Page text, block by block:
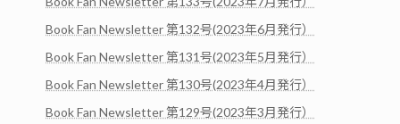
Book Fan Newsletter 第132号(2023年6月発行）
Book Fan Newsletter 第131号(2023年5月発行）
Book Fan Newsletter 第130号(2023年4月発行）
Book Fan Newsletter 第129号(2023年3月発行）